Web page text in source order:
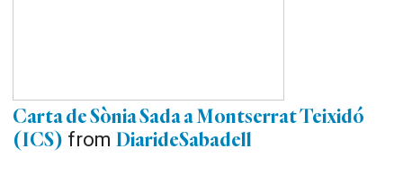
Carta de Sònia Sada a Montserrat Teixidó
(ICS) from DiarideSabadell